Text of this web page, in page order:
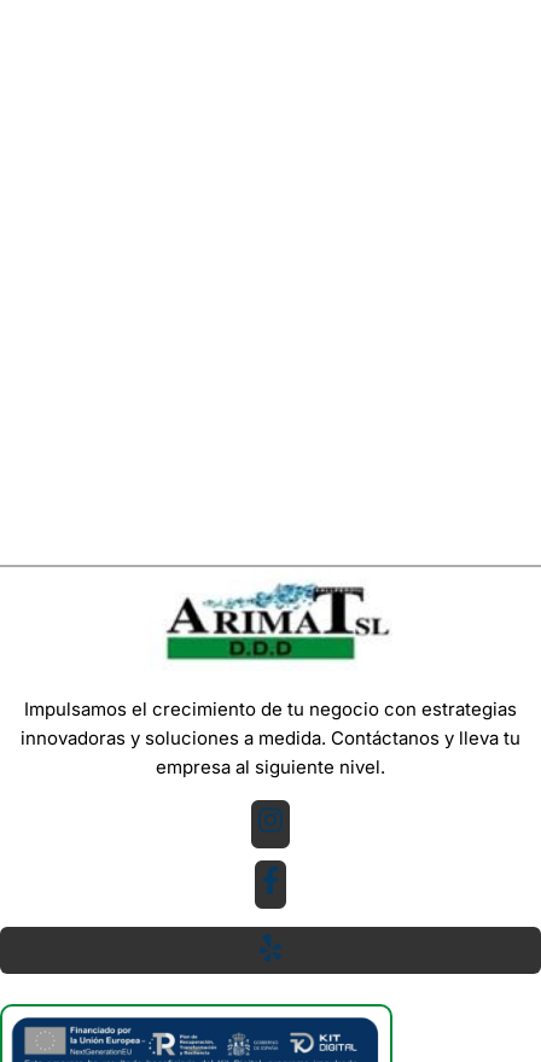
Impulsamos el crecimiento de tu negocio con estrategias
innovadoras y soluciones a medida. Contáctanos y lleva tu
empresa al siguiente nivel.